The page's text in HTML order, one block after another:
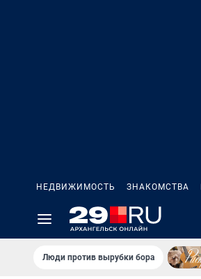
НЕДВИЖИМОСТЬ ЗНАКОМСТВА
Люди против вырубки бора